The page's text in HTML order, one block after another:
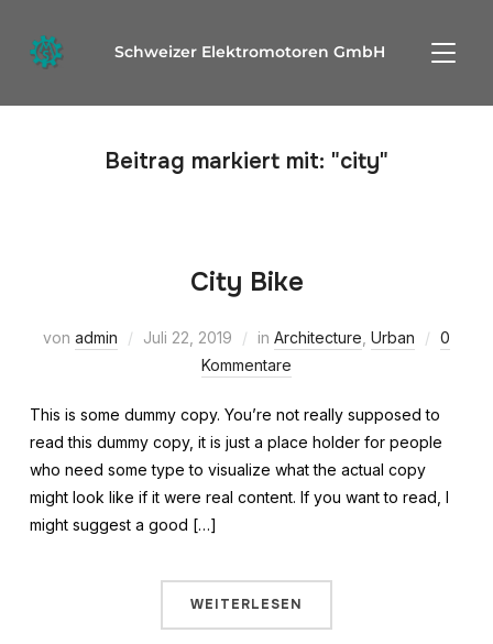
Schweizer Elektromotoren GmbH
Beitrag markiert mit: "city"
City Bike
von admin Juli 22, 2019 in Architecture Urban
0
Kommentare
This is some dummy copy. You’re not really supposed to
read this dummy copy, it is just a place holder for people
who need some type to visualize what the actual copy
might look like if it were real content. If you want to read, I
might suggest a good […]
WEITERLESEN